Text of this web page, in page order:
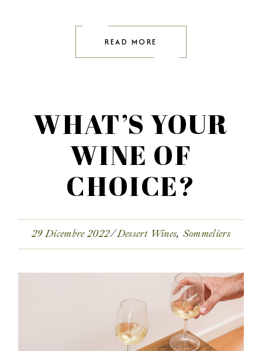
READ MORE
WHAT’S YOUR
WINE OF
CHOICE?
29 Dicembre 2022 Dessert Wines Sommeliers